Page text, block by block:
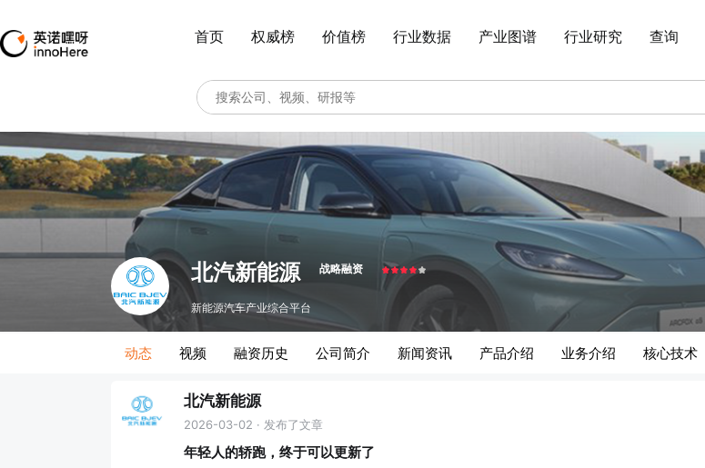
首页 权威榜 价值榜 行业数据 产业图谱 行业研究 查询
北汽新能源 战略融资
新能源汽车产业综合平台
动态 视频 融资历史 公司简介 新闻资讯 产品介绍 业务介绍 核心技术
北汽新能源
2026-03-02 · 发布了文章
年轻人的轿跑，终于可以更新了